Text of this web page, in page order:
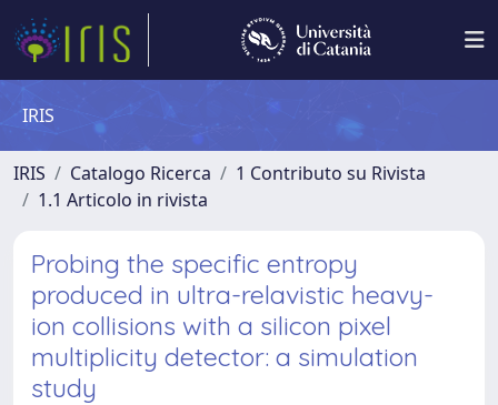
IRIS
IRIS Catalogo Ricerca
1 Contributo su Rivista
1.1 Articolo in rivista
Probing the specific entropy
produced in ultra-relavistic heavy-
ion collisions with a silicon pixel
multiplicity detector: a simulation
study